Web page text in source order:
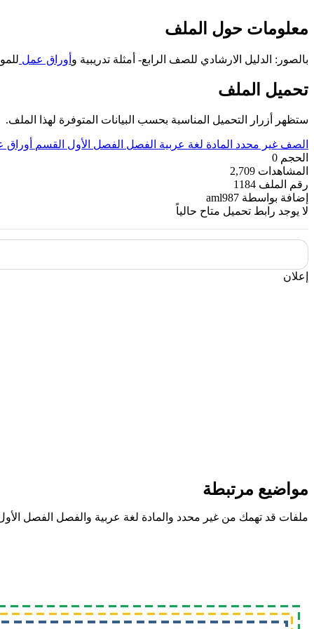
معلومات حول الملف
بالصور: الدليل الارشادي للصف الرابع- أمثلة تدريبية و أوراق عمل
تحميل الملف
ستظهر أزرار التحميل المناسبة بحسب البيانات المتوفرة لهذا الملف.
الصف غير محدد المادة لغة عربية الفصل الفصل الأول القسم
الحجم 0
المشاهدات 2,709
رقم الملف 1184
إضافة بواسطة aml987
لا يوجد رابط تحميل متاح حالياً
إعلان
مواضيع مرتبطة
ملفات قد تهمك من غير محدد والمادة لغة عربية والفصل الفصل